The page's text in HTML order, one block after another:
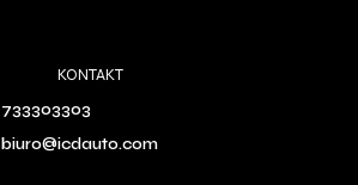
KONTAKT
733303303
biuro@icdauto.com